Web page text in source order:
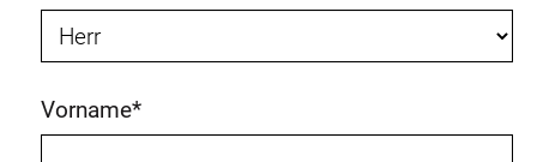
Vorname*